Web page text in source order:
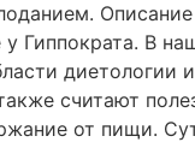
Гиппократа. В
диетологии и
считают
от пищи.